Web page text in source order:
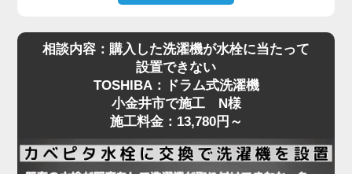
「スペースが狭い」「他社に断られた」など、難し
い設置条件でも対応可能なケースは多くあります。
まずはお気軽にご相談ください。プロの判断で最適
な方法をご提案いたします
っとした障害が設置を難しくすることがあります。
今回、小金井市でご依頼いただいたO様のケースで
は、「購入したSHARPのドラム式洗濯機が脱衣所
の扉に当たって入らない」というお悩みでした。
現地確認の結果、開き戸の開口幅が洗濯機本体の寸
法ギリギリで、水栓位置はクリアしていたものの、
相談内容：購入した洗濯機が水栓に当たって
設置できない
TOSHIBA：ドラム式洗濯機
小金井市で施工 N様
施工料金：13,780円～